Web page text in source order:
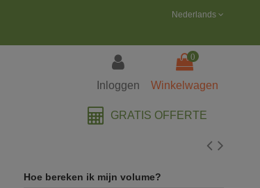
Nederlands
Inloggen
0
Winkelwagen
GRATIS OFFERTE
Hoe bereken ik mijn volume?